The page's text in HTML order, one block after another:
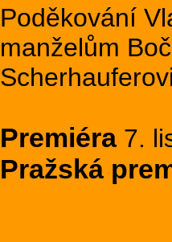
Poděkování
manželům
Premiéra7.
Pražská